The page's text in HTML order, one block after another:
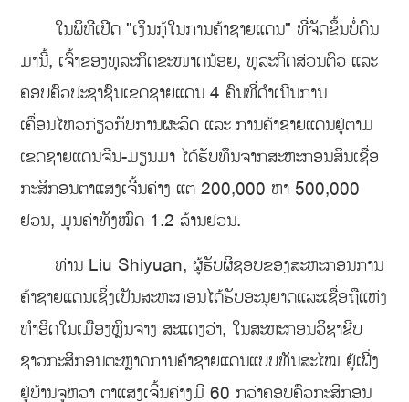
ໃນພິທີເປີດ "ເງິນກູ້ໃນການຄ້າຊາຍແດນ" ທີ່ຈັດຂຶ້ນບໍ່ດົນ
ມານີ້, ເຈົ້າຂອງທຸລະກິດຂະໜາດນ້ອຍ, ທຸລະກິດສ່ວນຕົວ ແລະ
ຄອບຄົວປະຊາຊົນເຂດຊາຍແດນ 4 ຄົນທີ່ດຳເນີນການ
ເຄື່ອນໄຫວກ່ຽວກັບການຜະລິດ ແລະ ການຄ້າຊາຍແດນຢູ່ຕາມ
ເຂດຊາຍແດນຈີນ-ມຽນມາ ໄດ້ຮັບທຶນຈາກສະຫະກອນສິນເຊື່ອ
ກະສິກອນຕາແສງເຈີ້ນຄ່າງ ແຕ່ 200,000 ຫາ 500,000
ຢວນ, ມູນຄ່າທັງໝົດ 1.2 ລ້ານຢວນ.
ທ່ານ Liu Shiyuan, ຜູ້ຮັບຜິຊອບຂອງສະຫະກອນການ
ຄ້າຊາຍແດນເຊິ່ງເປັນສະຫະກອນໄດ້ຮັບອະນຸຍາດແລະເຊື່ອຖືແຫ່ງ
ທໍາອິດໃນເມືອງຫຼິນຈ່າງ ສະແດງວ່າ, ໃນສະຫະກອນວິຊາຊີບ
ຊາວກະສິກອນຕະຫຼາດການຄ້າຊາຍແດນແບບທັນສະໄໝ ຢູ້ເຟີ່ງ
ຢູ່ບ້ານຈູຫວາ ຕາແສງເຈີ້ນຄ່າງມີ 60 ກວ່າຄອບຄົວກະສິກອນ